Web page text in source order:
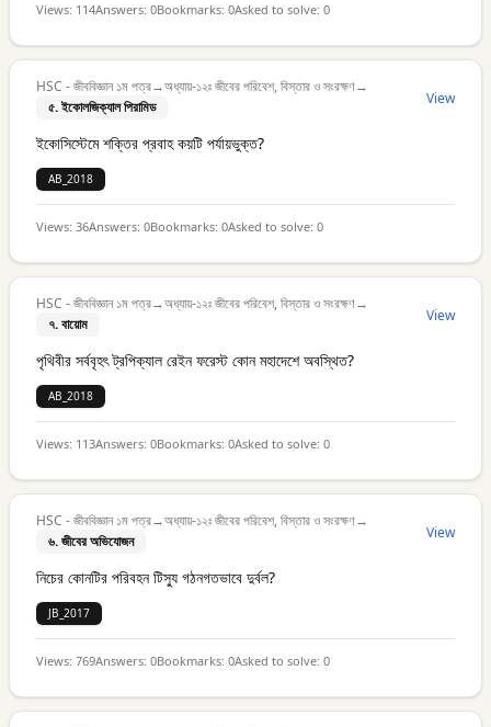
Views: 114Answers: 0Bookmarks: 0Asked to solve: 0
HSC - জীববিজ্ঞান ১ম পত্র→অধ্যায়-১২ঃ জীবের পরিবেশ, বিস্তার ও সংরক্ষণ→
৫. ইকোলজিক্যাল পিরামিড
View
ইকোসিস্টেমে শক্তির প্রবাহ কয়টি পর্যায়ভুক্ত?
AB_2018
Views: 36Answers: 0Bookmarks: 0Asked to solve: 0
HSC - জীববিজ্ঞান ১ম পত্র→অধ্যায়-১২ঃ জীবের পরিবেশ, বিস্তার ও সংরক্ষণ→
৭. বায়োম
View
পৃথিবীর সর্ববৃহৎ ট্রপিক্যাল রেইন ফরেস্ট কোন মহাদেশে অবস্থিত?
AB_2018
Views: 113Answers: 0Bookmarks: 0Asked to solve: 0
HSC - জীববিজ্ঞান ১ম পত্র→অধ্যায়-১২ঃ জীবের পরিবেশ, বিস্তার ও সংরক্ষণ→
৬. জীবের অভিযোজন
View
নিচের কোনটির পরিবহন টিস্যু গঠনগতভাবে দুর্বল?
JB_2017
Views: 769Answers: 0Bookmarks: 0Asked to solve: 0